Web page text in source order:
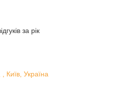
за рік
Київ, Україна